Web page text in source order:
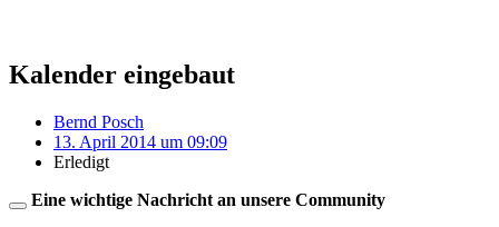
Kalender eingebaut
Bernd Posch
13. April 2014 um 09:09
Erledigt
Eine wichtige Nachricht an unsere Community